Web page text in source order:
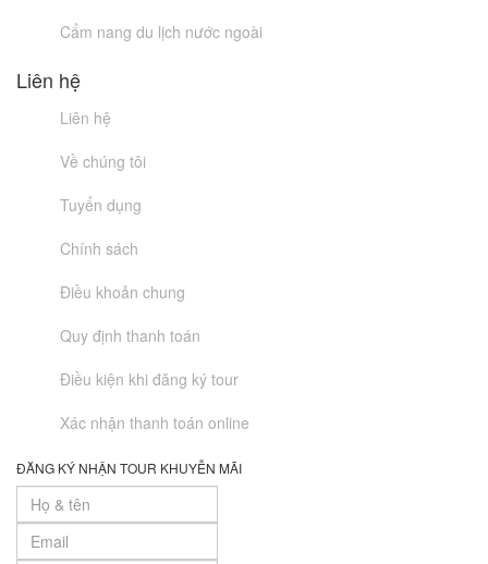
Cẩm nang du lịch nước ngoài
Liên hệ
Liên hệ
Về chúng tôi
Tuyển dụng
Chính sách
Điều khoản chung
Quy định thanh toán
Điều kiện khi đăng ký tour
Xác nhận thanh toán online
ĐĂNG KÝ NHẬN TOUR KHUYỄN MÃI